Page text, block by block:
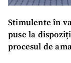
Stimulente în
puse la
procesul de